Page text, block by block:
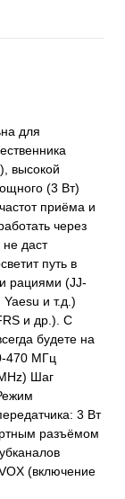
для
высокой
(3 Вт)
приёма и
через
даст
путь в
рациями (JJ-
и т.д.)
и др.). С
будете на
470 МГц
Шаг
3 Вт
разъёмом
(включение